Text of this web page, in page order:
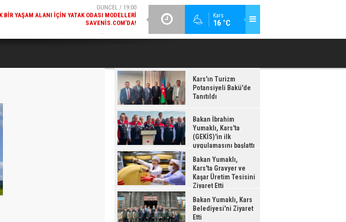
Kars
16 °C
GÜNCEL / 18:38
KARS'IN TURIZM POTANSIYELI BAKÜ'DE TANITILDI
BAKAN İBRAHIM YUMAKLI, KARS'TA (GEKİS)'IN ILK
Kars'ın Turizm
Potansiyeli Bakü'de
Tanıtıldı
Bakan İbrahim
Yumaklı, Kars'ta
(GEKİS)'in ilk
uygulamasını başlattı
Bakan Yumaklı,
Kars'ta Gravyer ve
Kaşar Üretim Tesisini
Ziyaret Etti
Bakan Yumaklı, Kars
Belediyesi'ni Ziyaret
Etti